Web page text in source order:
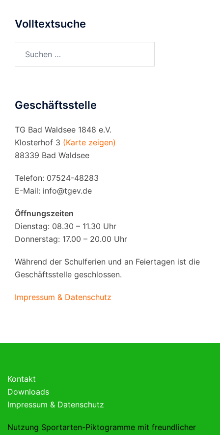
Volltextsuche
Geschäftsstelle
TG Bad Waldsee 1848 e.V.
Klosterhof 3 (Karte zeigen)
88339 Bad Waldsee
Telefon: 07524-48283
E-Mail: info@tgev.de
Öffnungszeiten
Dienstag: 08.30 – 11.30 Uhr
Donnerstag: 17.00 – 20.00 Uhr
Während der Schulferien und an Feiertagen ist die
Geschäftsstelle geschlossen.
Impressum & Datenschutz
Kontakt
Downloads
Impressum & Datenschutz
Nutzung Sportarten-Piktogramme mit freundlicher